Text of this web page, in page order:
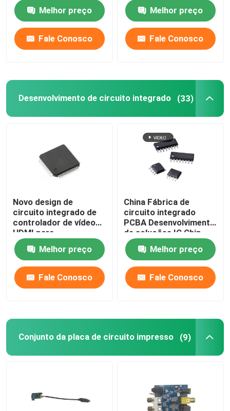
Melhor preço
Fale Conosco
Melhor preço
Fale Conosco
Desenvolvimento de circuito integrado (33)
Novo design de
circuito integrado de
controlador de vídeo
HDMI para
componentes
eletrônicosMelhor preço
Fale Conosco
China Fábrica de
circuito integrado
PCBA Desenvolvimento
de soluções IC Chip
Design
Melhor preço
Fale Conosco
Conjunto da placa de circuito impresso (9)